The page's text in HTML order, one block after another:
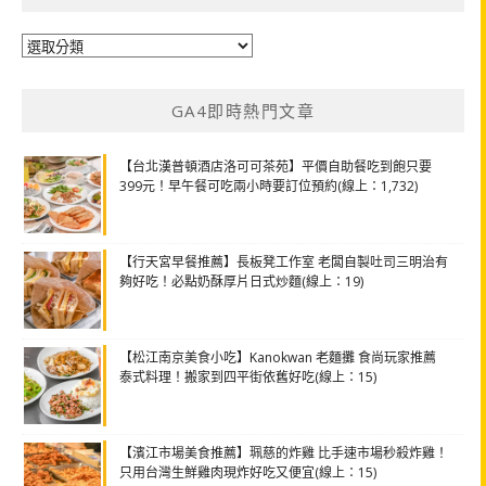
分
GA4即時熱門文章
【台北漢普頓酒店洛可可茶苑】平價自助餐吃到飽只要
399元！早午餐可吃兩小時要訂位預約(線上：1,732)
【行天宮早餐推薦】長板凳工作室 老闆自製吐司三明治有
夠好吃！必點奶酥厚片日式炒麵(線上：19)
【松江南京美食小吃】Kanokwan 老麵攤 食尚玩家推薦
泰式料理！搬家到四平街依舊好吃(線上：15)
【濱江市場美食推薦】珮慈的炸雞 比手速市場秒殺炸雞！
只用台灣生鮮雞肉現炸好吃又便宜(線上：15)